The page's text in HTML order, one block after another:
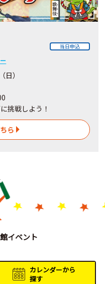
当日申込
）
挑戦しよう！
ら
イベント
カレンダーから
探す